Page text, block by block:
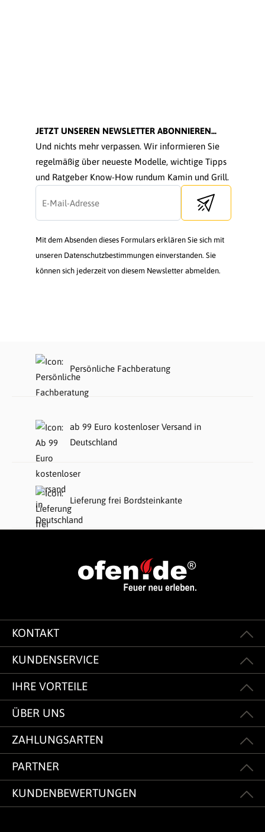
JETZT UNSEREN NEWSLETTER ABONNIEREN...
Und nichts mehr verpassen. Wir informieren Sie
regelmäßig über neueste Modelle, wichtige Tipps
und Ratgeber Know-How rundum Kamin und Grill.
Send newsletter
Mit dem Absenden dieses Formulars erklären Sie sich mit
unseren Datenschutzbestimmungen einverstanden. Sie
können sich jederzeit von diesem Newsletter abmelden.
Persönliche Fachberatung
ab 99 Euro kostenloser Versand in
Deutschland
Lieferung frei Bordsteinkante
KONTAKT
KUNDENSERVICE
IHRE VORTEILE
ÜBER UNS
ZAHLUNGSARTEN
PARTNER
KUNDENBEWERTUNGEN